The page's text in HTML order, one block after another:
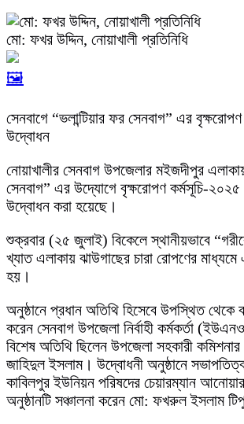
মো: ফখর উদ্দিন, নোয়াখালী প্রতিনিধি
🖼️
সেনবাগে “ভলান্টিয়ার ফর সেনবাগ” এর
উদ্বোধন
নোয়াখালীর সেনবাগ উপজেলার মইজদীপুর
সেনবাগ” এর উদ্যোগে বৃক্ষরোপণ কর্মসূচি-২০২৫
উদ্বোধন করা হয়েছে।
শুক্রবার (২৫ জুলাই) বিকেলে স্থানীয়ভাবে
খ্যাত এলাকায় ঝাউগাছের চারা রোপণের মাধ্যমে
হয়।
অনুষ্ঠানে প্রধান অতিথি হিসেবে উপস্থিত থেকে
করেন সেনবাগ উপজেলা নির্বাহী কর্মকর্তা
বিশেষ অতিথি ছিলেন উপজেলা সহকারী
জাহিদুল ইসলাম। উদ্বোধনী অনুষ্ঠানে
কাবিলপুর ইউনিয়ন পরিষদের চেয়ারম্যান
অনুষ্ঠানটি সঞ্চালনা করেন মো: ফখরুল ইসলাম